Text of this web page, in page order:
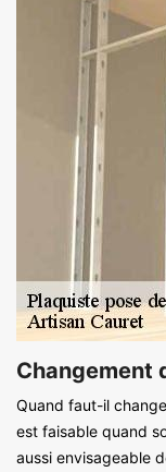
Changement
Quand faut-il
est faisable quand
aussi envisageable